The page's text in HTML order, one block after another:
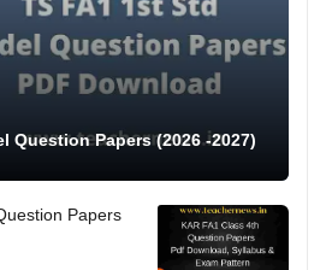
Question Papers (2026 -2027)
Papers